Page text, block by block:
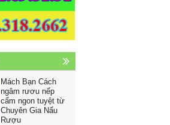
Mách Bạn Cách
ngâm rươu nếp
cẩm ngon tuyệt từ
Chuyên Gia Nấu
Rượu